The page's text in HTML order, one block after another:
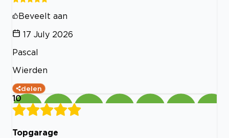
Beveelt aan
17 July 2026
Pascal
Wierden
delen
10
Topgarage